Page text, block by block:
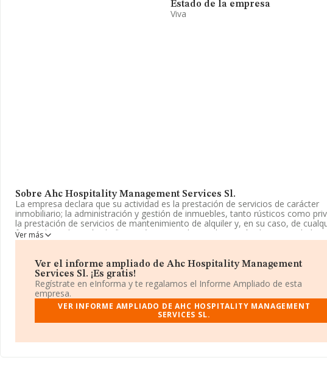
Estado de la empresa
Viva
Sobre Ahc Hospitality Management Services Sl.
La empresa declara que su actividad es la prestación de servicios de carácter
inmobiliario; la administración y gestión de inmuebles, tanto rústicos como
la prestación de servicios de mantenimiento de alquiler y, en su caso, de
forma de explotación de fincas rústicas y urbanas; la gestión de comunidades
propietario. La empresa es una Sociedad Limitada. La actividad de referencia
6832. No realiza actividad de importación y/o exportación.
El número de empleados se ha incrementado un 11% y teniendo en cuenta la
información disponible en INFORMA, ha dispuesto de un número de
encima de la media de sector.
Dentro del ranking de empresas elaborado por INFORMA, atendiendo a los
puestos a nivel sectorial pasando a ocupar la posición 2.686, frente a la 2.261
Ver más
Ver el informe ampliado de Ahc Hospitality Management
Services Sl. ¡Es gratis!
Regístrate en eInforma y te regalamos el Informe Ampliado de esta
empresa.
VER INFORME AMPLIADO DE AHC HOSPITALITY MANAGEMENT
SERVICES SL.